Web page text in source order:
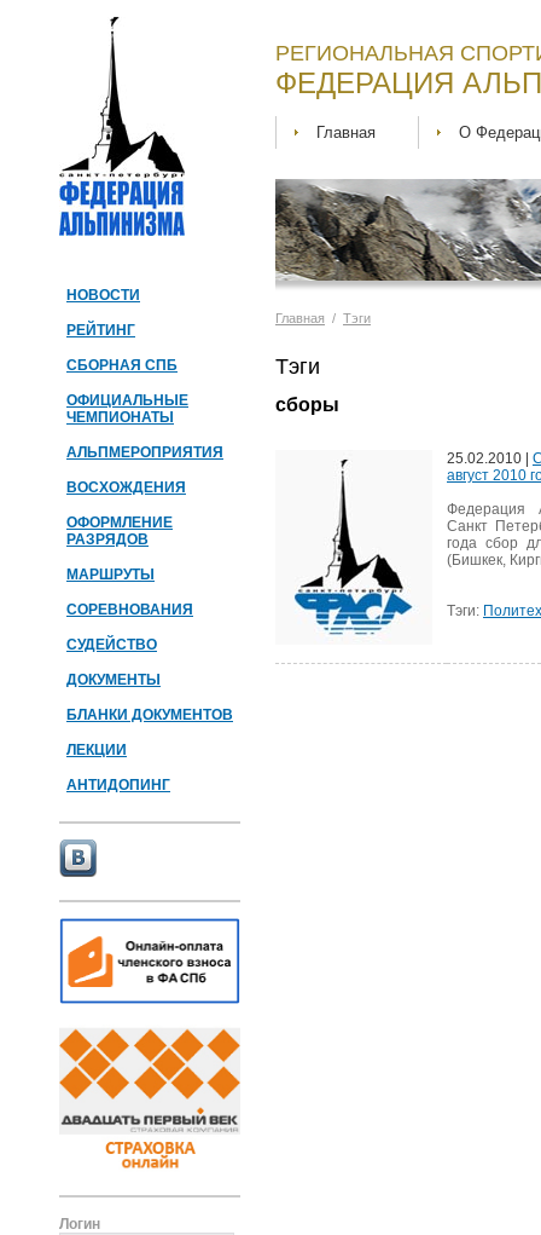
НОВОСТИ
РЕЙТИНГ
СБОРНАЯ СПБ
ОФИЦИАЛЬНЫЕ
ЧЕМПИОНАТЫ
АЛЬПМЕРОПРИЯТИЯ
ВОСХОЖДЕНИЯ
ОФОРМЛЕНИЕ
РАЗРЯДОВ
МАРШРУТЫ
СОРЕВНОВАНИЯ
СУДЕЙСТВО
ДОКУМЕНТЫ
БЛАНКИ ДОКУМЕНТОВ
ЛЕКЦИИ
АНТИДОПИНГ
Логин
РЕГИОНАЛЬНАЯ
ФЕДЕРАЦИЯ
Главная О
Главная / Тэги
Тэги
сборы
25.02.2010 |
август 2010
Федерация
Санкт
года сбор
(Бишкек,
Тэги: